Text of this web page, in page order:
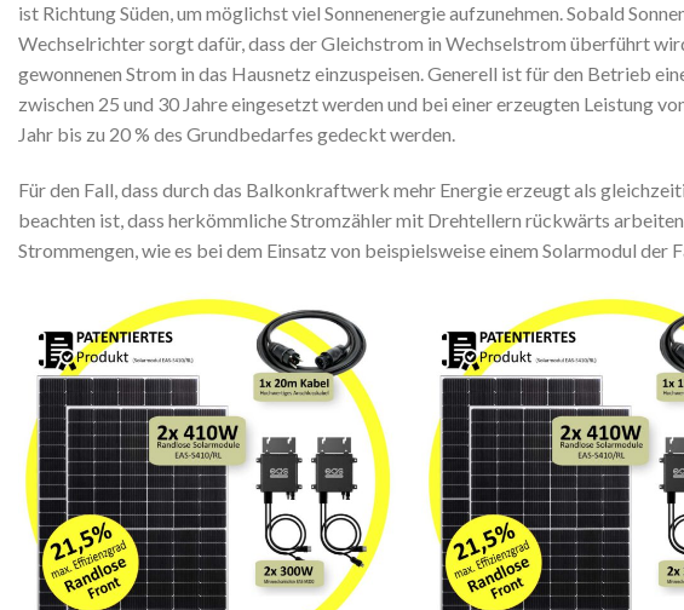
ist Richtung Süden, um möglichst viel Sonnenenergie aufzunehmen. Sobald
Wechselrichter sorgt dafür, dass der Gleichstrom in Wechselstrom überführt
gewonnenen Strom in das Hausnetz einzuspeisen. Generell ist für den Betrieb
zwischen 25 und 30 Jahre eingesetzt werden und bei einer erzeugten Leistung
Jahr bis zu 20 % des Grundbedarfes gedeckt werden.
Für den Fall, dass durch das Balkonkraftwerk mehr Energie erzeugt als
beachten ist, dass herkömmliche Stromzähler mit Drehtellern rückwärts
Strommengen, wie es bei dem Einsatz von beispielsweise einem Solarmodul